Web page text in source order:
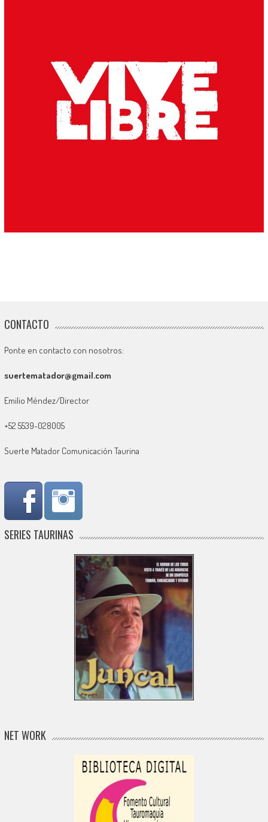
CONTACTO
Ponte en contacto con nosotros:
suertematador@gmail.com
Emilio Méndez/Director
+52 5539-028005
Suerte Matador Comunicación Taurina
SERIES TAURINAS
NET WORK